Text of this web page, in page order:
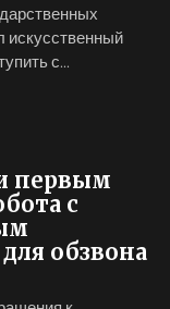
искусственный
с...
первым
с
обзвона